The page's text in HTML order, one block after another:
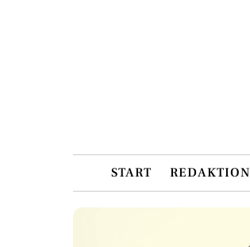
START REDAKTION